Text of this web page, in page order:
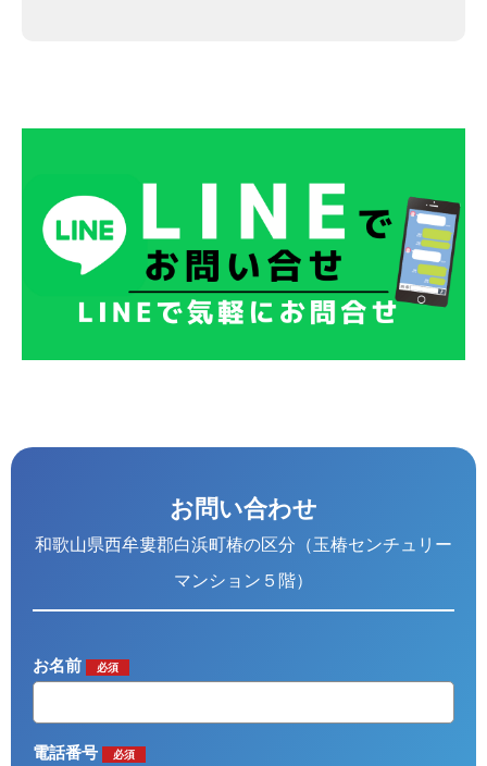
お問い合わせ
和歌山県西牟婁郡白浜町椿の区分（玉椿センチュリー
マンション５階）
お名前 必須
電話番号 必須